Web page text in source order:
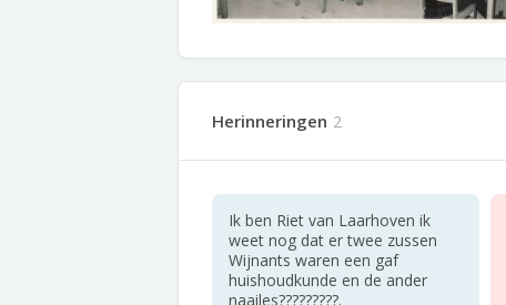
Herinneringen 2
Ik ben Riet van Laarhoven ik
weet nog dat er twee zussen
Wijnants waren een gaf
huishoudkunde en de ander
naailes?????????.